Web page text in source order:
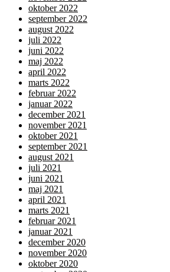
oktober 2022
september 2022
august 2022
juli 2022
juni 2022
maj 2022
april 2022
marts 2022
februar 2022
januar 2022
december 2021
november 2021
oktober 2021
september 2021
august 2021
juli 2021
juni 2021
maj 2021
april 2021
marts 2021
februar 2021
januar 2021
december 2020
november 2020
oktober 2020